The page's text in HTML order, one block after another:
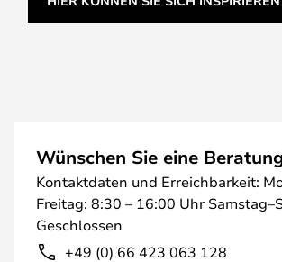
Wünschen Sie eine
Kontaktdaten und Erreichbarkeit:
Freitag: 8:30 – 16:00 Uhr
Geschlossen
+49 (0) 66 423 063 128